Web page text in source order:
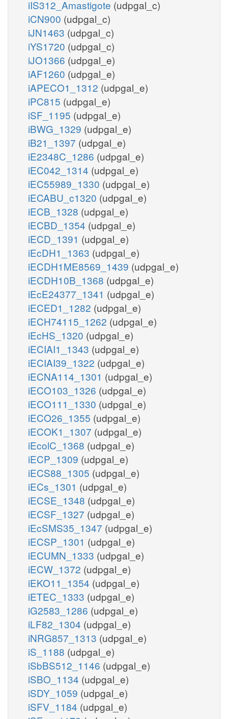
iIS312_Amastigote (udpgal_c)
iCN900 (udpgal_c)
iJN1463 (udpgal_c)
iYS1720 (udpgal_c)
iJO1366 (udpgal_e)
iAF1260 (udpgal_e)
iAPECO1_1312 (udpgal_e)
iPC815 (udpgal_e)
iSF_1195 (udpgal_e)
iBWG_1329 (udpgal_e)
iB21_1397 (udpgal_e)
iE2348C_1286 (udpgal_e)
iEC042_1314 (udpgal_e)
iEC55989_1330 (udpgal_e)
iECABU_c1320 (udpgal_e)
iECB_1328 (udpgal_e)
iECBD_1354 (udpgal_e)
iECD_1391 (udpgal_e)
iEcDH1_1363 (udpgal_e)
iECDH1ME8569_1439 (udpgal_e)
iECDH10B_1368 (udpgal_e)
iEcE24377_1341 (udpgal_e)
iECED1_1282 (udpgal_e)
iECH74115_1262 (udpgal_e)
iEcHS_1320 (udpgal_e)
iECIAI1_1343 (udpgal_e)
iECIAI39_1322 (udpgal_e)
iECNA114_1301 (udpgal_e)
iECO103_1326 (udpgal_e)
iECO111_1330 (udpgal_e)
iECO26_1355 (udpgal_e)
iECOK1_1307 (udpgal_e)
iEcolC_1368 (udpgal_e)
iECP_1309 (udpgal_e)
iECS88_1305 (udpgal_e)
iECs_1301 (udpgal_e)
iECSE_1348 (udpgal_e)
iECSF_1327 (udpgal_e)
iEcSMS35_1347 (udpgal_e)
iECSP_1301 (udpgal_e)
iECUMN_1333 (udpgal_e)
iECW_1372 (udpgal_e)
iEKO11_1354 (udpgal_e)
iETEC_1333 (udpgal_e)
iG2583_1286 (udpgal_e)
iLF82_1304 (udpgal_e)
iNRG857_1313 (udpgal_e)
iS_1188 (udpgal_e)
iSbBS512_1146 (udpgal_e)
iSBO_1134 (udpgal_e)
iSDY_1059 (udpgal_e)
iSFV_1184 (udpgal_e)